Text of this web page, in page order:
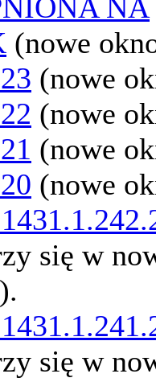
NA
(nowe
(nowe
(nowe
(nowe
(nowe
się w
się w